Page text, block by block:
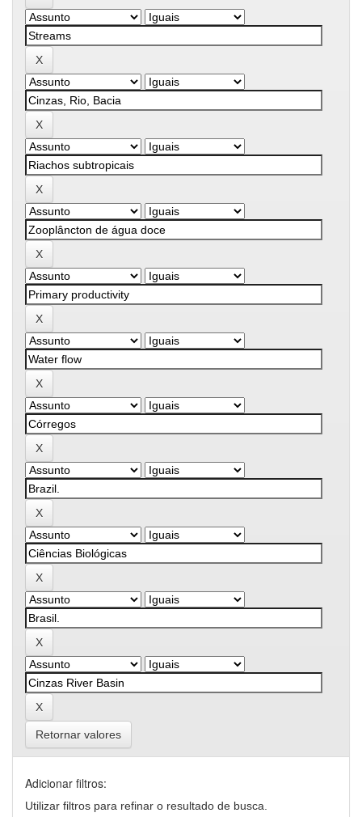
Retornar valores
Adicionar filtros:
Utilizar filtros para refinar o resultado de busca.